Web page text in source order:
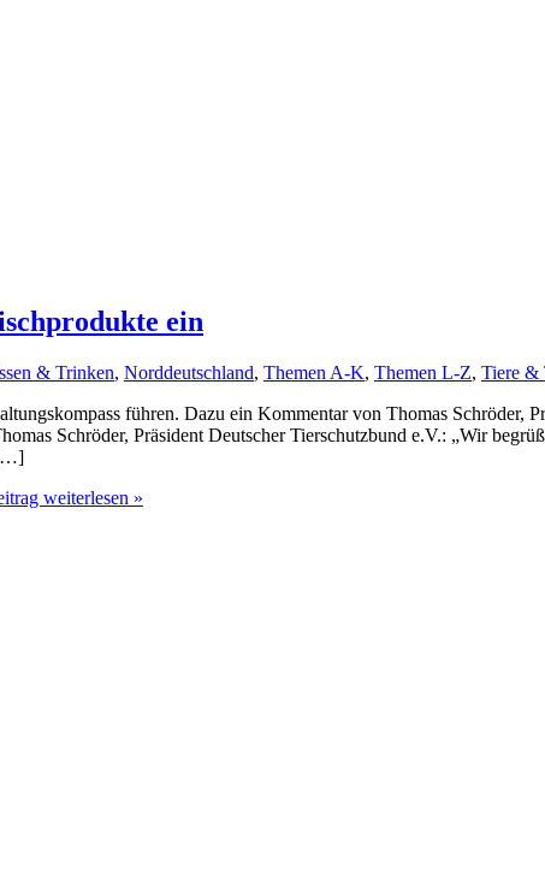
ein
& Trinken, Norddeutschland, Themen A-K, Themen L-Z, Tiere &
führen. Dazu ein Kommentar von Thomas Schröder,
Schröder, Präsident Deutscher Tierschutzbund e.V.: „Wir
[…]
weiterlesen »